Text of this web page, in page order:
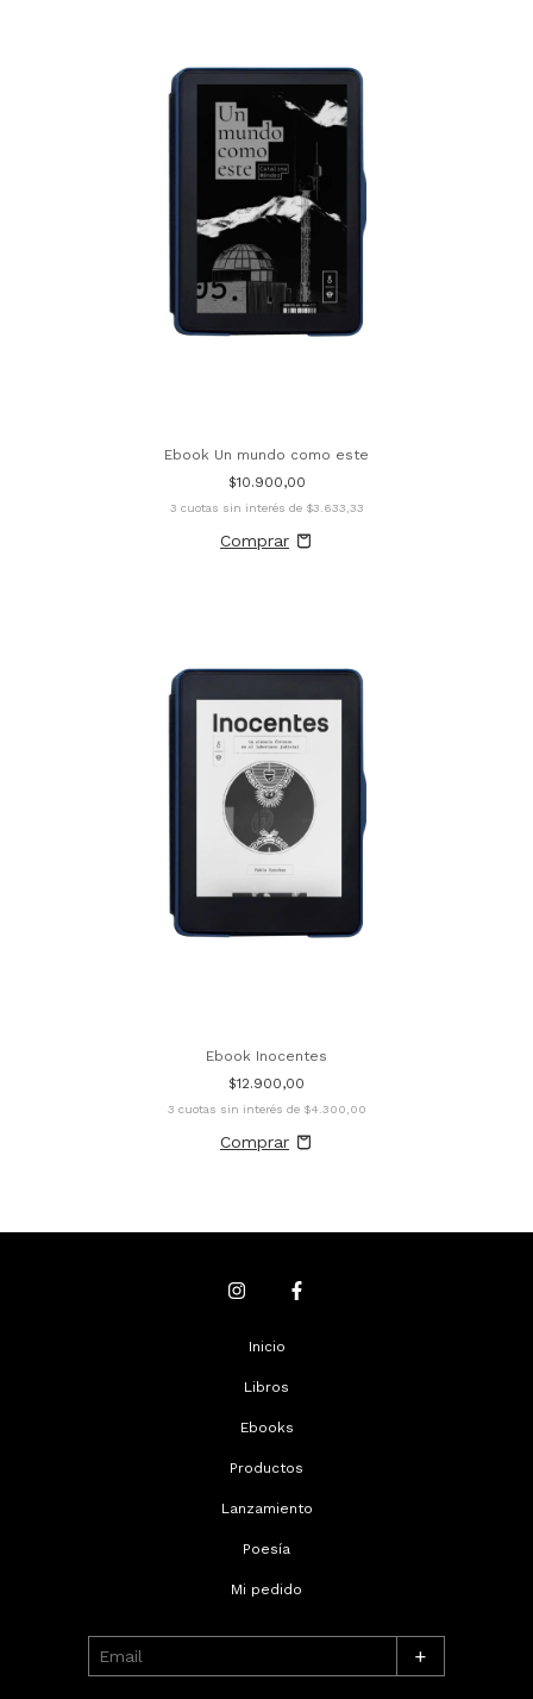
Ebook Un mundo como este
$10.900,00
3 cuotas sin interés de $3.633,33
Ebook Inocentes
$12.900,00
3 cuotas sin interés de $4.300,00
Inicio
Libros
Ebooks
Productos
Lanzamiento
Poesía
Mi pedido
+